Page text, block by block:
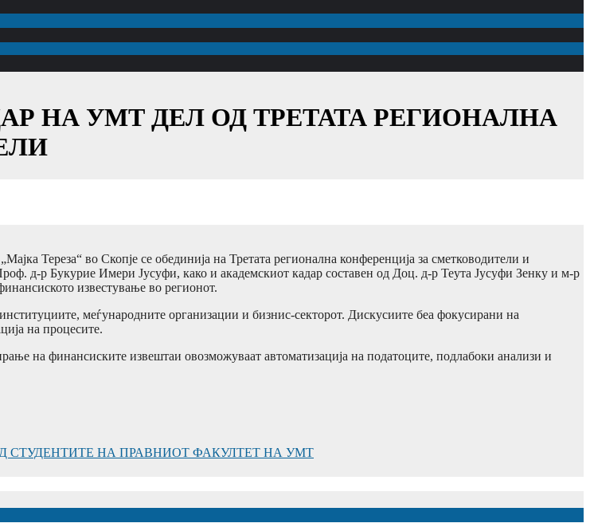
НА УМТ ДЕЛ ОД ТРЕТАТА РЕГИОНАЛНА
Тереза“ во Скопје се обединија на Третата регионална конференција за сметководители и
д-р Букурие Имери Јусуфи, како и академскиот кадар составен од Доц. д-р Теута Јусуфи Зенку и м-р
известување во регионот.
меѓународните организации и бизнис-секторот. Дискусиите беа фокусирани на
на процесите.
на финансиските извештаи овозможуваат автоматизација на податоците, подлабоки анализи и
НА ПРАВНИОТ ФАКУЛТЕТ НА УМТ